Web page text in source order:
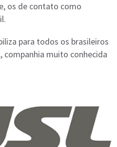
os de contato como
para todos os brasileiros
companhia muito conhecida